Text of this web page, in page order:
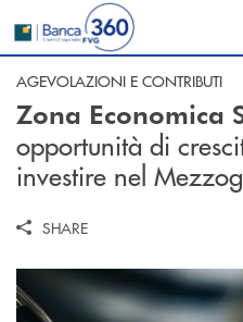
Salta al contenuto principale
AGEVOLAZIONI E CONTRIBUTI
Zona Economica
opportunità di
investire nel
SHARE